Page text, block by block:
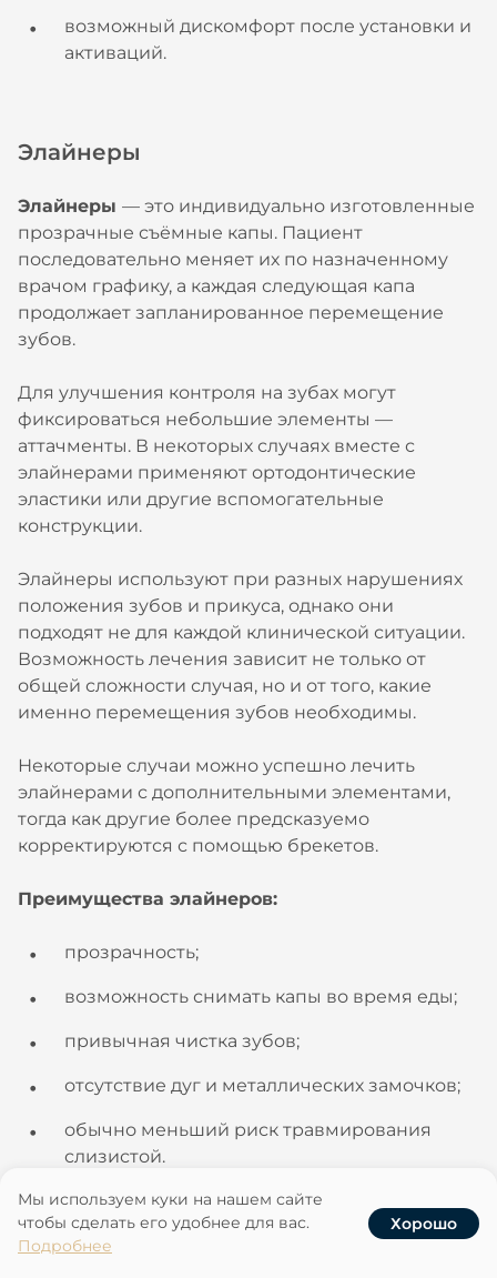
возможный дискомфорт после установки и
активаций.
Элайнеры
Элайнеры — это индивидуально изготовленные
прозрачные съёмные капы. Пациент
последовательно меняет их по назначенному
врачом графику, а каждая следующая капа
продолжает запланированное перемещение
зубов.
Для улучшения контроля на зубах могут
фиксироваться небольшие элементы —
аттачменты. В некоторых случаях вместе с
элайнерами применяют ортодонтические
эластики или другие вспомогательные
конструкции.
Элайнеры используют при разных нарушениях
положения зубов и прикуса, однако они
подходят не для каждой клинической ситуации.
Возможность лечения зависит не только от
общей сложности случая, но и от того, какие
именно перемещения зубов необходимы.
Некоторые случаи можно успешно лечить
элайнерами с дополнительными элементами,
тогда как другие более предсказуемо
корректируются с помощью брекетов.
Преимущества элайнеров:
прозрачность;
возможность снимать капы во время еды;
привычная чистка зубов;
отсутствие дуг и металлических замочков;
обычно меньший риск травмирования
слизистой.
Ограничения:
необходимость носить капы установленное
Услуги Акции
Мы используем куки на нашем сайте
чтобы сделать его удобнее для вас.
Подробнее
Хорошо